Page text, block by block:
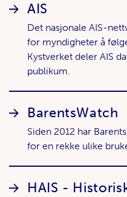
AIS
Det nasjonale AIS-
for myndigheter å
Kystverket deler AIS
publikum.
BarentsWatch
Siden 2012 har
for en rekke ulike
HAIS -